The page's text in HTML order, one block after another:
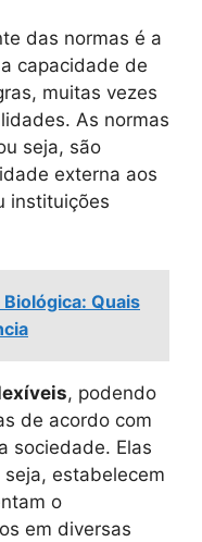
das normas é a
capacidade de
muitas vezes
As normas
seja, são
externa aos
instituições
Quais
, podendo
de acordo com
sociedade. Elas
seja, estabelecem
o
em diversas